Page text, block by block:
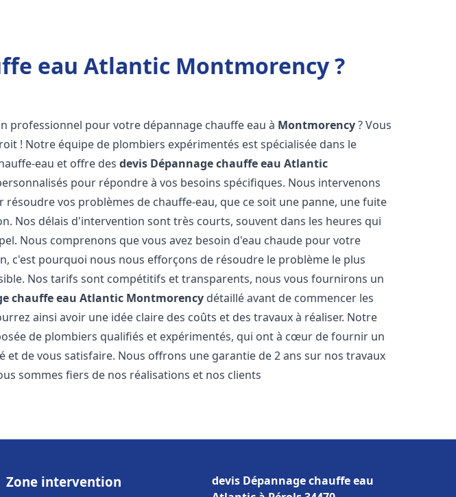
eau Atlantic Montmorency ?
professionnel pour votre dépannage chauffe eau à Montmorency? Vous
! Notre équipe de plombiers expérimentés est spécialisée dans le
eau et offre desdevis Dépannage chauffe eau Atlantic
pour répondre à vos besoins spécifiques. Nous intervenons
résoudre vos problèmes de chauffe-eau, que ce soit une panne, une fuite
Nos délais d'intervention sont très courts, souvent dans les heures qui
Nous comprenons que vous avez besoin d'eau chaude pour votre
c'est pourquoi nous nous efforçons de résoudre le problème le plus
Nos tarifs sont compétitifs et transparents, nous vous fournirons un
chauffe eau Atlantic Montmorency détaillé avant de commencer les
ainsi avoir une idée claire des coûts et des travaux à réaliser. Notre
de plombiers qualifiés et expérimentés, qui ont à cœur de fournir un
et de vous satisfaire. Nous offrons une garantie de 2 ans sur nos travaux
sommes fiers de nos réalisations et nos clients
Zone intervention
devis Dépannage chauffe eau